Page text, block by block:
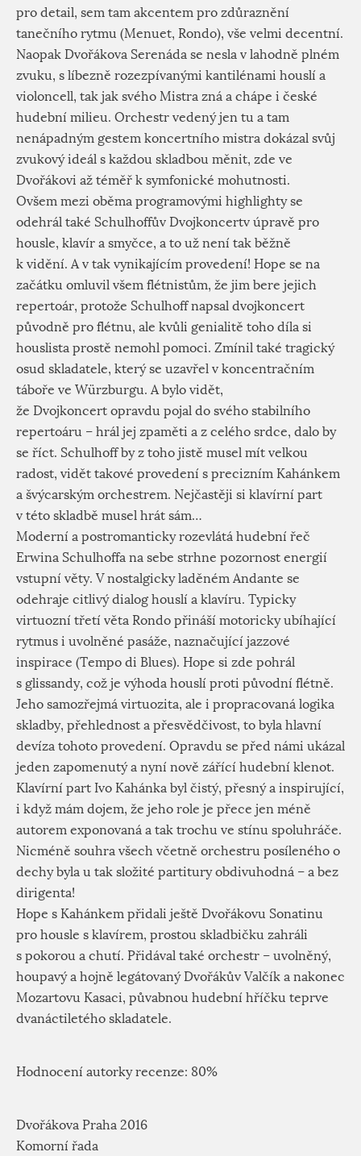
pro detail, sem tam akcentem pro zdůraznění
tanečního rytmu (Menuet, Rondo), vše velmi decentní.
Naopak Dvořákova Serenáda se nesla v lahodně plném
zvuku, s líbezně rozezpívanými kantilénami houslí a
violoncell, tak jak svého Mistra zná a chápe i české
hudební milieu. Orchestr vedený jen tu a tam
nenápadným gestem koncertního mistra dokázal svůj
zvukový ideál s každou skladbou měnit, zde ve
Dvořákovi až téměř k symfonické mohutnosti.
Ovšem mezi oběma programovými highlighty se
odehrál také Schulhoffův Dvojkoncertv úpravě pro
housle, klavír a smyčce, a to už není tak běžně
k vidění. A v tak vynikajícím provedení! Hope se na
začátku omluvil všem flétnistům, že jim bere jejich
repertoár, protože Schulhoff napsal dvojkoncert
původně pro flétnu, ale kvůli genialitě toho díla si
houslista prostě nemohl pomoci. Zmínil také tragický
osud skladatele, který se uzavřel v koncentračním
táboře ve Würzburgu. A bylo vidět,
že Dvojkoncert opravdu pojal do svého stabilního
repertoáru – hrál jej zpaměti a z celého srdce, dalo by
se říct. Schulhoff by z toho jistě musel mít velkou
radost, vidět takové provedení s precizním Kahánkem
a švýcarským orchestrem. Nejčastěji si klavírní part
v této skladbě musel hrát sám…
Moderní a postromanticky rozevlátá hudební řeč
Erwina Schulhoffa na sebe strhne pozornost energií
vstupní věty. V nostalgicky laděném Andante se
odehraje citlivý dialog houslí a klavíru. Typicky
virtuozní třetí věta Rondo přináší motoricky ubíhající
rytmus i uvolněné pasáže, naznačující jazzové
inspirace (Tempo di Blues). Hope si zde pohrál
s glissandy, což je výhoda houslí proti původní flétně.
Jeho samozřejmá virtuozita, ale i propracovaná logika
skladby, přehlednost a přesvědčivost, to byla hlavní
devíza tohoto provedení. Opravdu se před námi ukázal
jeden zapomenutý a nyní nově zářící hudební klenot.
Klavírní part Ivo Kahánka byl čistý, přesný a inspirující,
i když mám dojem, že jeho role je přece jen méně
autorem exponovaná a tak trochu ve stínu spoluhráče.
Nicméně souhra všech včetně orchestru posíleného o
dechy byla u tak složité partitury obdivuhodná – a bez
dirigenta!
Hope s Kahánkem přidali ještě Dvořákovu Sonatinu
pro housle s klavírem, prostou skladbičku zahráli
s pokorou a chutí. Přidával také orchestr – uvolněný,
houpavý a hojně legátovaný Dvořákův Valčík a nakonec
Mozartovu Kasaci, půvabnou hudební hříčku teprve
dvanáctiletého skladatele.
Hodnocení autorky recenze: 80%
Dvořákova Praha 2016
Komorní řada